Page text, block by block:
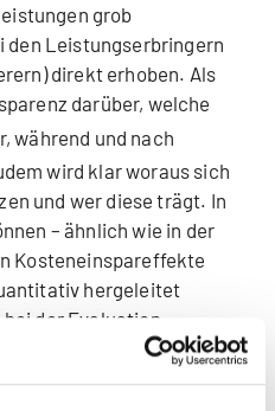
grob
den Leistungserbringern
direkt erhoben. Als
darüber, welche
während und nach
wird klar woraus sich
und wer diese trägt. In
– ähnlich wie in der
Kosteneinspareffekte
hergeleitet
der Evaluation,
und Klientinnen und